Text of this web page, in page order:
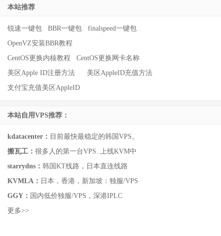
本站推荐
锐速一键包 BBR一键包
finalspeed一键包
OpenVZ安装BBR教程
CentOS更换内核教程
CentOS更换网卡名称
美区Apple ID注册方法
美区AppleID充值方法
支付宝充值美区AppleID
本站自用VPS推荐：
kdatacenter： 目前最快最稳定的韩国VPS。
搬瓦工： 很多人的第一台VPS..上线KVM中
starrydns： 韩国KT线路，日本直连线路
KVMLA： 日本，香港，新加坡：独服/VPS
GGY： 国内低价独服/VPS，深港IPLC
更多>>